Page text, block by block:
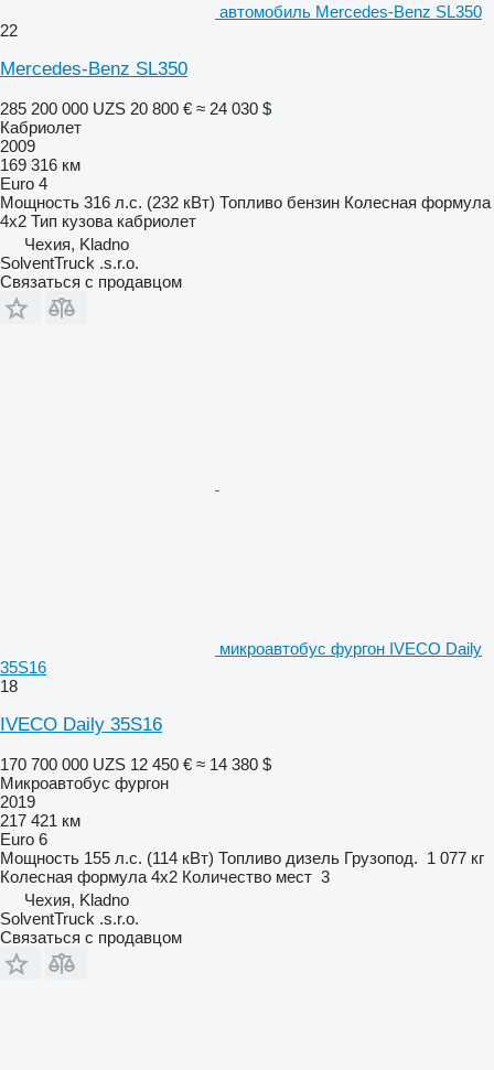
автомобиль Mercedes-Benz SL350
22
Mercedes-Benz SL350
285 200 000 UZS 20 800 € ≈ 24 030 $
Кабриолет
2009
169 316 км
Euro 4
Мощность 316 л.с. (232 кВт) Топливо бензин Колесная формула
4x2 Тип кузова кабриолет
Чехия, Kladno
SolventTruck .s.r.o.
Связаться с продавцом
микроавтобус фургон IVECO Daily
35S16
18
IVECO Daily 35S16
170 700 000 UZS 12 450 € ≈ 14 380 $
Микроавтобус фургон
2019
217 421 км
Euro 6
Мощность 155 л.с. (114 кВт) Топливо дизель Грузопод. 1 077 кг
Колесная формула 4x2 Количество мест 3
Чехия, Kladno
SolventTruck .s.r.o.
Связаться с продавцом